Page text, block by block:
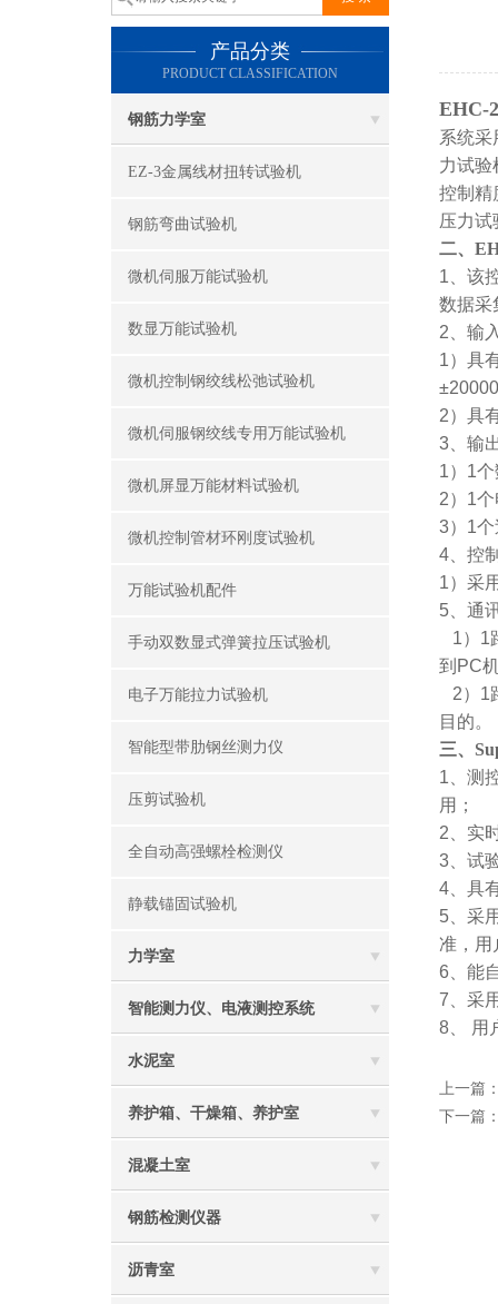
产品分类
PRODUCT CLASSIFICATION
钢筋力学室
EZ-3金属线材扭转试验机
钢筋弯曲试验机
微机伺服万能试验机
数显万能试验机
微机控制钢绞线松弛试验机
微机伺服钢绞线专用万能试验机
微机屏显万能材料试验机
微机控制管材环刚度试验机
万能试验机配件
手动双数显式弹簧拉压试验机
电子万能拉力试验机
智能型带肋钢丝测力仪
压剪试验机
全自动高强螺栓检测仪
静载锚固试验机
力学室
智能测力仪、电液测控系统
水泥室
养护箱、干燥箱、养护室
混凝土室
钢筋检测仪器
沥青室
EHC-
系统采
力试验
控制精
压力试
二、
1、 该
数据采
2、 输
1） 具
2） 具
3
输
1） 1个
2） 1个
3） 1个
4 、控
1）采
5 、通
1）1
到PC
2）1
目的。
三、
1
测
用；
2 、实
3 、试
4
具
5 、采
准，用
6 、能
7 、采
8 、
上一篇
下一篇